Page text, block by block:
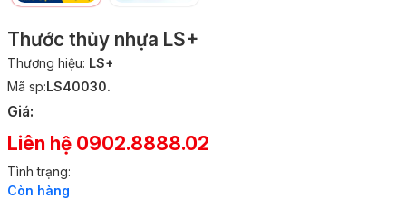
Thước thủy nhựa LS+
Thương hiệu: LS+
Mã sp:LS40030.
Giá:
Liên hệ 0902.8888.02
Tình trạng:
Còn hàng